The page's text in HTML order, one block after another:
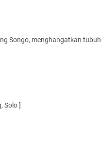
Songo, menghangatkan tubuh
Solo ]